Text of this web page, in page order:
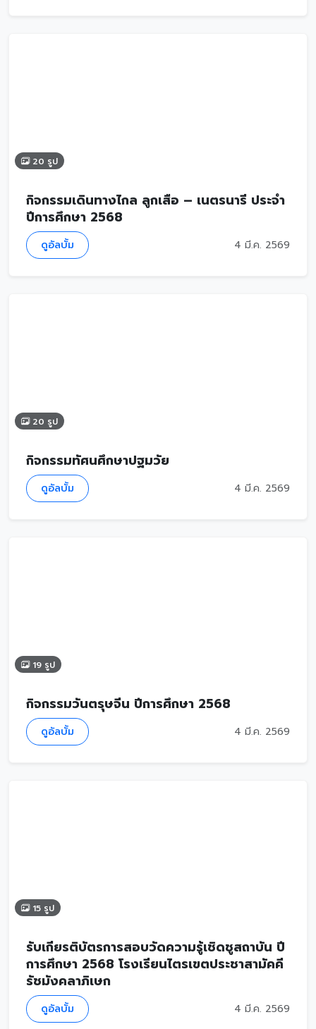
20 รูป
กิจกรรมเดินทางไกล ลูกเสือ – เนตรนารี ประจำ
ปีการศึกษา 2568
ดูอัลบั้ม 4 มี.ค. 2569
20 รูป
กิจกรรมทัศนศึกษาปฐมวัย
ดูอัลบั้ม 4 มี.ค. 2569
19 รูป
กิจกรรมวันตรุษจีน ปีการศึกษา 2568
ดูอัลบั้ม 4 มี.ค. 2569
15 รูป
รับเกียรติบัตรการสอบวัดความรู้เชิดชูสถาบัน ปี
การศึกษา 2568 โรงเรียนไตรเขตประชาสามัคคี
รัชมังคลาภิเษก
ดูอัลบั้ม 4 มี.ค. 2569